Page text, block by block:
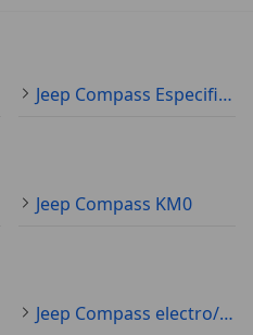
Jeep Compass Especificaciones técnicas
Jeep Compass KM0
Jeep Compass electro/gasolina